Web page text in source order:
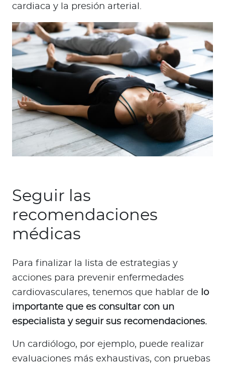
cardiaca y la presión arterial.
Seguir las
recomendaciones
médicas
Para finalizar la lista de estrategias y
acciones para prevenir enfermedades
cardiovasculares, tenemos que hablar de
lo
importante que es consultar con un
especialista y seguir sus recomendaciones.
Un cardiólogo, por ejemplo, puede realizar
evaluaciones más exhaustivas, con pruebas